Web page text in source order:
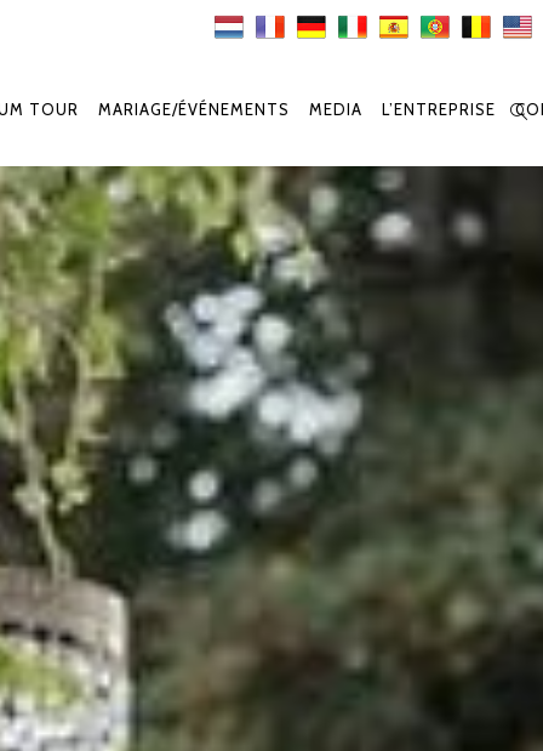
TOUR MARIAGE/ÉVÉNEMENTS MEDIA L’ENTREPRISE